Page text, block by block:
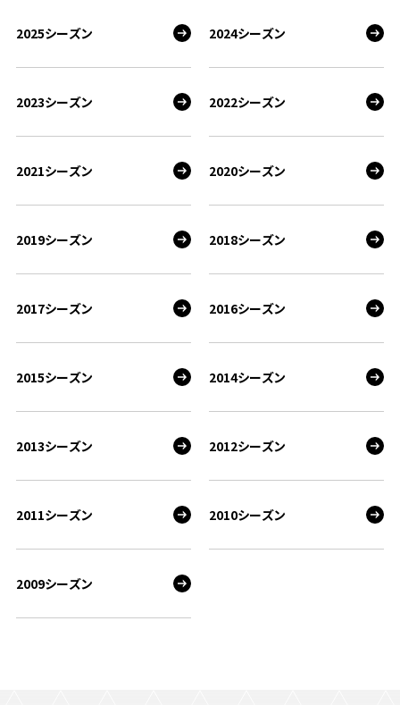
2025シーズン 2024シーズン
2023シーズン 2022シーズン
2021シーズン 2020シーズン
2019シーズン 2018シーズン
2017シーズン 2016シーズン
2015シーズン 2014シーズン
2013シーズン 2012シーズン
2011シーズン 2010シーズン
2009シーズン